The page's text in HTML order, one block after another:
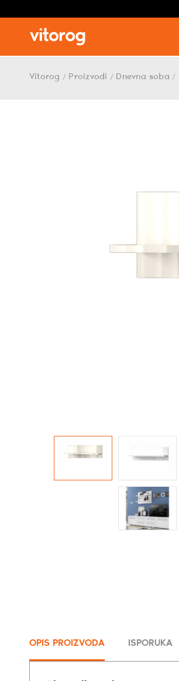
Vitorog / Proizvodi / Dnevna soba /
OPIS PROIZVODA ISPORUKA